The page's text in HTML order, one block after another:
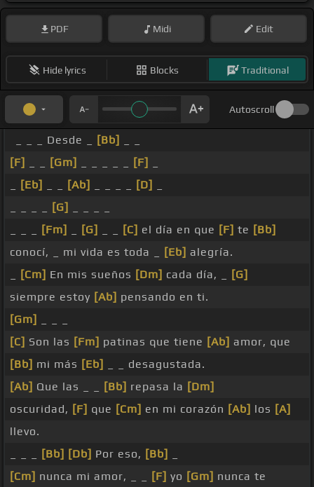
PDF Midi Edit
Hide lyrics Blocks Traditional
Autoscroll
_ _ _ Desde _ [Bb]
[F]
[Gm] [F]
[Eb] [Ab] [D]
[G]
[Fm] [G] [C] el día en que [F] te [Bb]
conocí, _ mi vida es toda _
[Eb] alegría.
[Cm] En mis sueños [Dm] cada día, _
[G]
siempre estoy [Ab] pensando en ti.
[Gm]
[C] Son las [Fm] patinas que tiene [Ab] amor, que
[Bb] mi más [Eb]
_ _ desagustada.
[Ab] Que las _ _ [Bb] repasa la [Dm]
oscuridad, [F] que [Cm] en mi corazón [Ab] los [A]
llevo.
[Bb] [Db] Por eso, [Bb]
[Cm] nunca mi amor, _ _ [F] yo [Gm] nunca te